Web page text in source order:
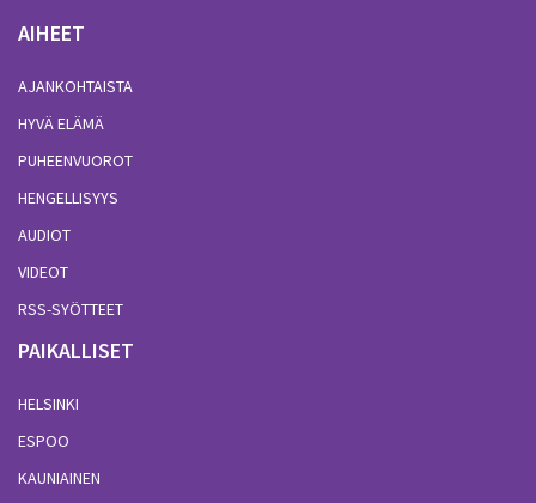
AIHEET
AJANKOHTAISTA
HYVÄ ELÄMÄ
PUHEENVUOROT
HENGELLISYYS
AUDIOT
VIDEOT
RSS-SYÖTTEET
PAIKALLISET
HELSINKI
ESPOO
KAUNIAINEN